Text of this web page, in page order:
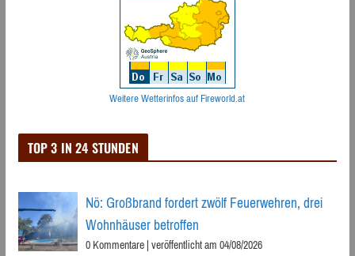
Weitere Wetterinfos auf Fireworld.at
TOP 3 IN 24 STUNDEN
Nö: Großbrand fordert zwölf Feuerwehren, drei
Wohnhäuser betroffen
0 Kommentare|veröffentlicht am 04/08/2026